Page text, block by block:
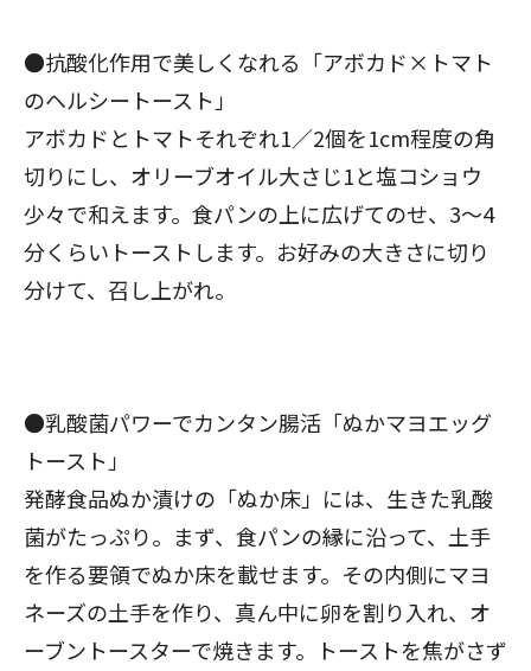
●抗酸化作用で美しくなれる「アボカド×トマト
のヘルシートースト」
アボカドとトマトそれぞれ1／2個を1cm程度の角
切りにし、オリーブオイル大さじ1と塩コショウ
少々で和えます。食パンの上に広げてのせ、3～4
分くらいトーストします。お好みの大きさに切り
分けて、召し上がれ。
●乳酸菌パワーでカンタン腸活「ぬかマヨエッグ
トースト」
発酵食品ぬか漬けの「ぬか床」には、生きた乳酸
菌がたっぷり。まず、食パンの縁に沿って、土手
を作る要領でぬか床を載せます。その内側にマヨ
ネーズの土手を作り、真ん中に卵を割り入れ、オ
ーブントースターで焼きます。トーストを焦がさず